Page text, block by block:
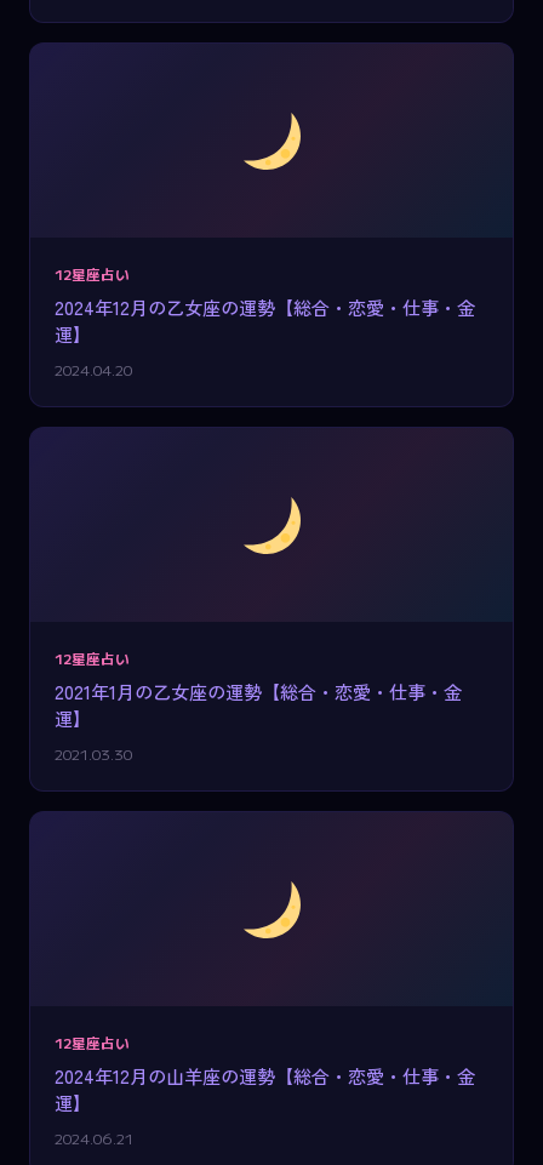
12星座占い
2024年12月の乙女座の運勢【総合・恋愛・仕事・金
運】
2024.04.20
12星座占い
2021年1月の乙女座の運勢【総合・恋愛・仕事・金
運】
2021.03.30
12星座占い
2024年12月の山羊座の運勢【総合・恋愛・仕事・金
運】
2024.06.21